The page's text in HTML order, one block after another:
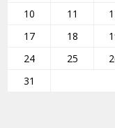
10
11
17
18
24
25
31